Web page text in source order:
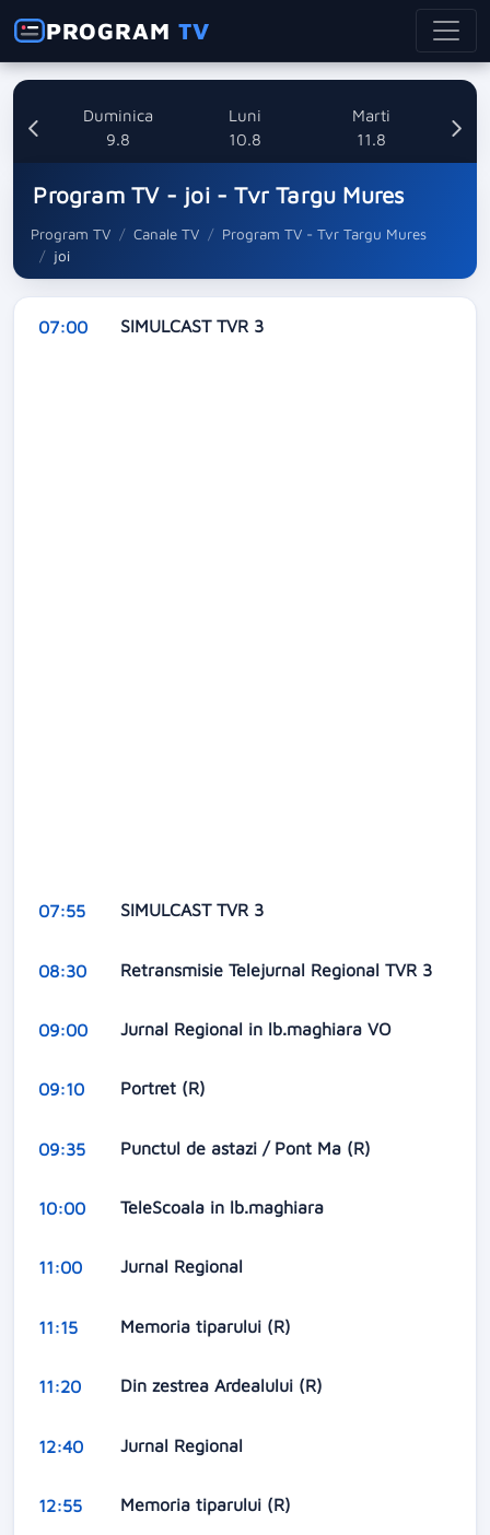
PROGRAMTV
Duminica
9.8
Luni
10.8
Marti
11.8
Program TV - joi - Tvr Targu Mures
Program TV Canale TV
Program TV - Tvr Targu Mures
joi
07:00 SIMULCAST TVR 3
07:55 SIMULCAST TVR 3
08:30 Retransmisie Telejurnal Regional TVR 3
09:00 Jurnal Regional in lb.maghiara VO
09:10 Portret (R)
09:35 Punctul de astazi / Pont Ma (R)
10:00 TeleScoala in lb.maghiara
11:00 Jurnal Regional
11:15 Memoria tiparului (R)
11:20 Din zestrea Ardealului (R)
12:40 Jurnal Regional
12:55 Memoria tiparului (R)